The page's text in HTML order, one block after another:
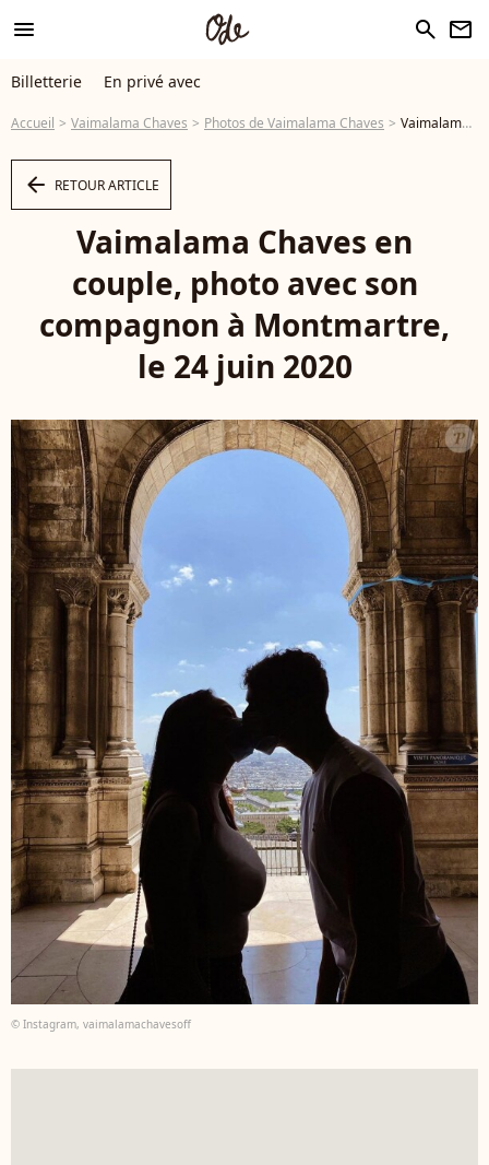
menu search newsletter
Billetterie En privé avec
Accueil Vaimalama Chaves Photos de Vaimalama Chaves Vaimalama Chaves en couple, photo avec son compagnon à Montmartre, le 24 juin 2020 - Photo
arrow_left RETOUR ARTICLE
Vaimalama Chaves en
couple, photo avec son
compagnon à Montmartre,
le 24 juin 2020
© Instagram, vaimalamachavesoff